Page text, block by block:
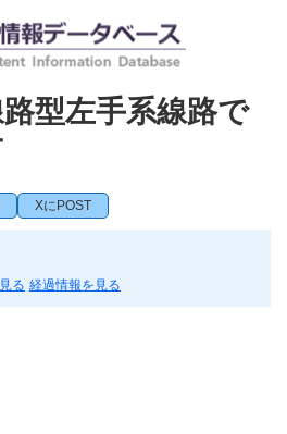
型左手系線路で
XにPOST
る 経過情報を見る